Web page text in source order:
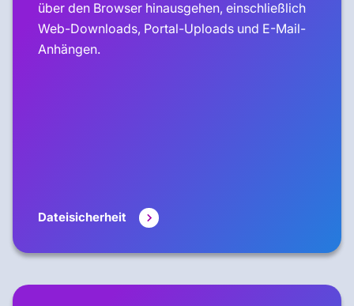
über den Browser hinausgehen, einschließlich
Web-Downloads, Portal-Uploads und E-Mail-
Anhängen.
Dateisicherheit